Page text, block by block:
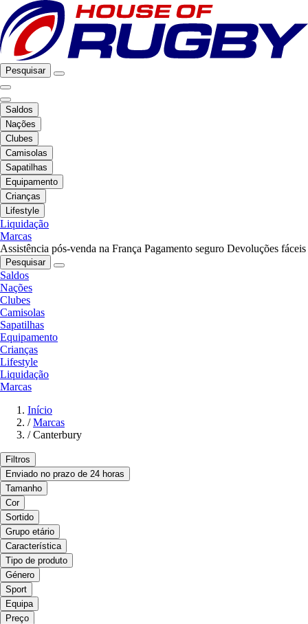
Pesquisar
Saldos
Nações
Clubes
Camisolas
Sapatilhas
Equipamento
Crianças
Lifestyle
Liquidação
Marcas
Assistência pós-venda na França Pagamento seguro Devoluções fáceis
Pesquisar
Saldos
Nações
Clubes
Camisolas
Sapatilhas
Equipamento
Crianças
Lifestyle
Liquidação
Marcas
Início
/ Marcas
/ Canterbury
Filtros
Enviado no prazo de 24 horas
Tamanho
Cor
Sortido
Grupo etário
Característica
Tipo de produto
Género
Sport
Equipa
Preço